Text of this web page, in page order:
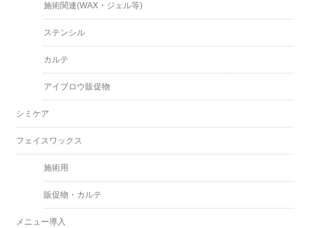
施術関連(WAX・ジェル等)
ステンシル
カルテ
アイブロウ販促物
シミケア
フェイスワックス
施術用
販促物・カルテ
メニュー導入